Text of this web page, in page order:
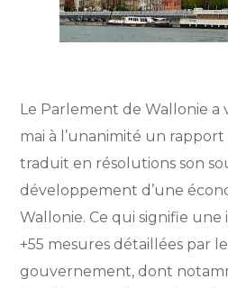
Le Parlement de Wallonie a
mai à l’unanimité un
traduit en résolutions son
développement d’une
Wallonie. Ce qui signifie
+55 mesures détaillées par
gouvernement, dont